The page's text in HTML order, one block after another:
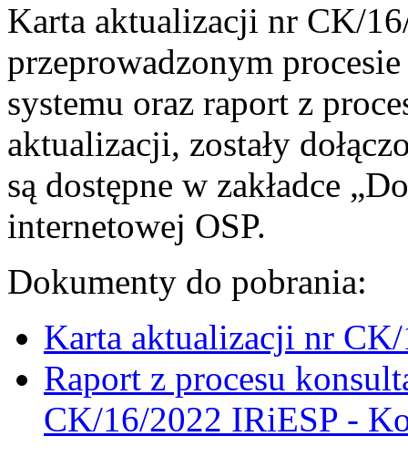
Karta aktualizacji nr CK/
przeprowadzonym
systemu oraz raport z
aktualizacji, zostały
są dostępne w zakładce
internetowej OSP.
Dokumenty do pobrania:
Karta aktualizacji nr
Raport z procesu
CK/16/2022 IRiESP -